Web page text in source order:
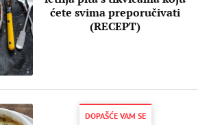
ćete svima preporučivati
(RECEPT)
DOPAŠĆE VAM SE